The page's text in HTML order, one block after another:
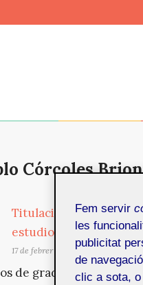
Córcoles
Titulaciones de
estudio y mucho
17 de febrer de 2021
de grado de
Fem servir
les
publicitat
de
clic a sota,